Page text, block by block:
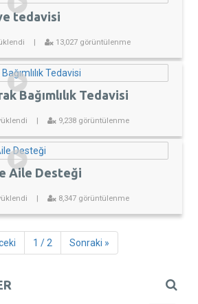
tedavisi
13,027 görüntülenme
Bağımlılık Tedavisi
| 9,238 görüntülenme
Aile Desteği
8,347 görüntülenme
1 / 2 Sonraki »